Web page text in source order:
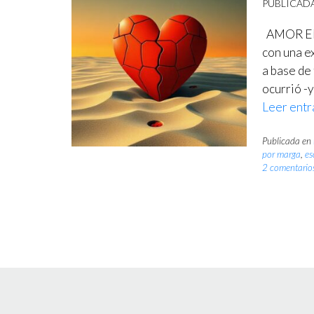
AMOR
con una
a base
ocurrió -
Leer
Publicada en
por marga,
2